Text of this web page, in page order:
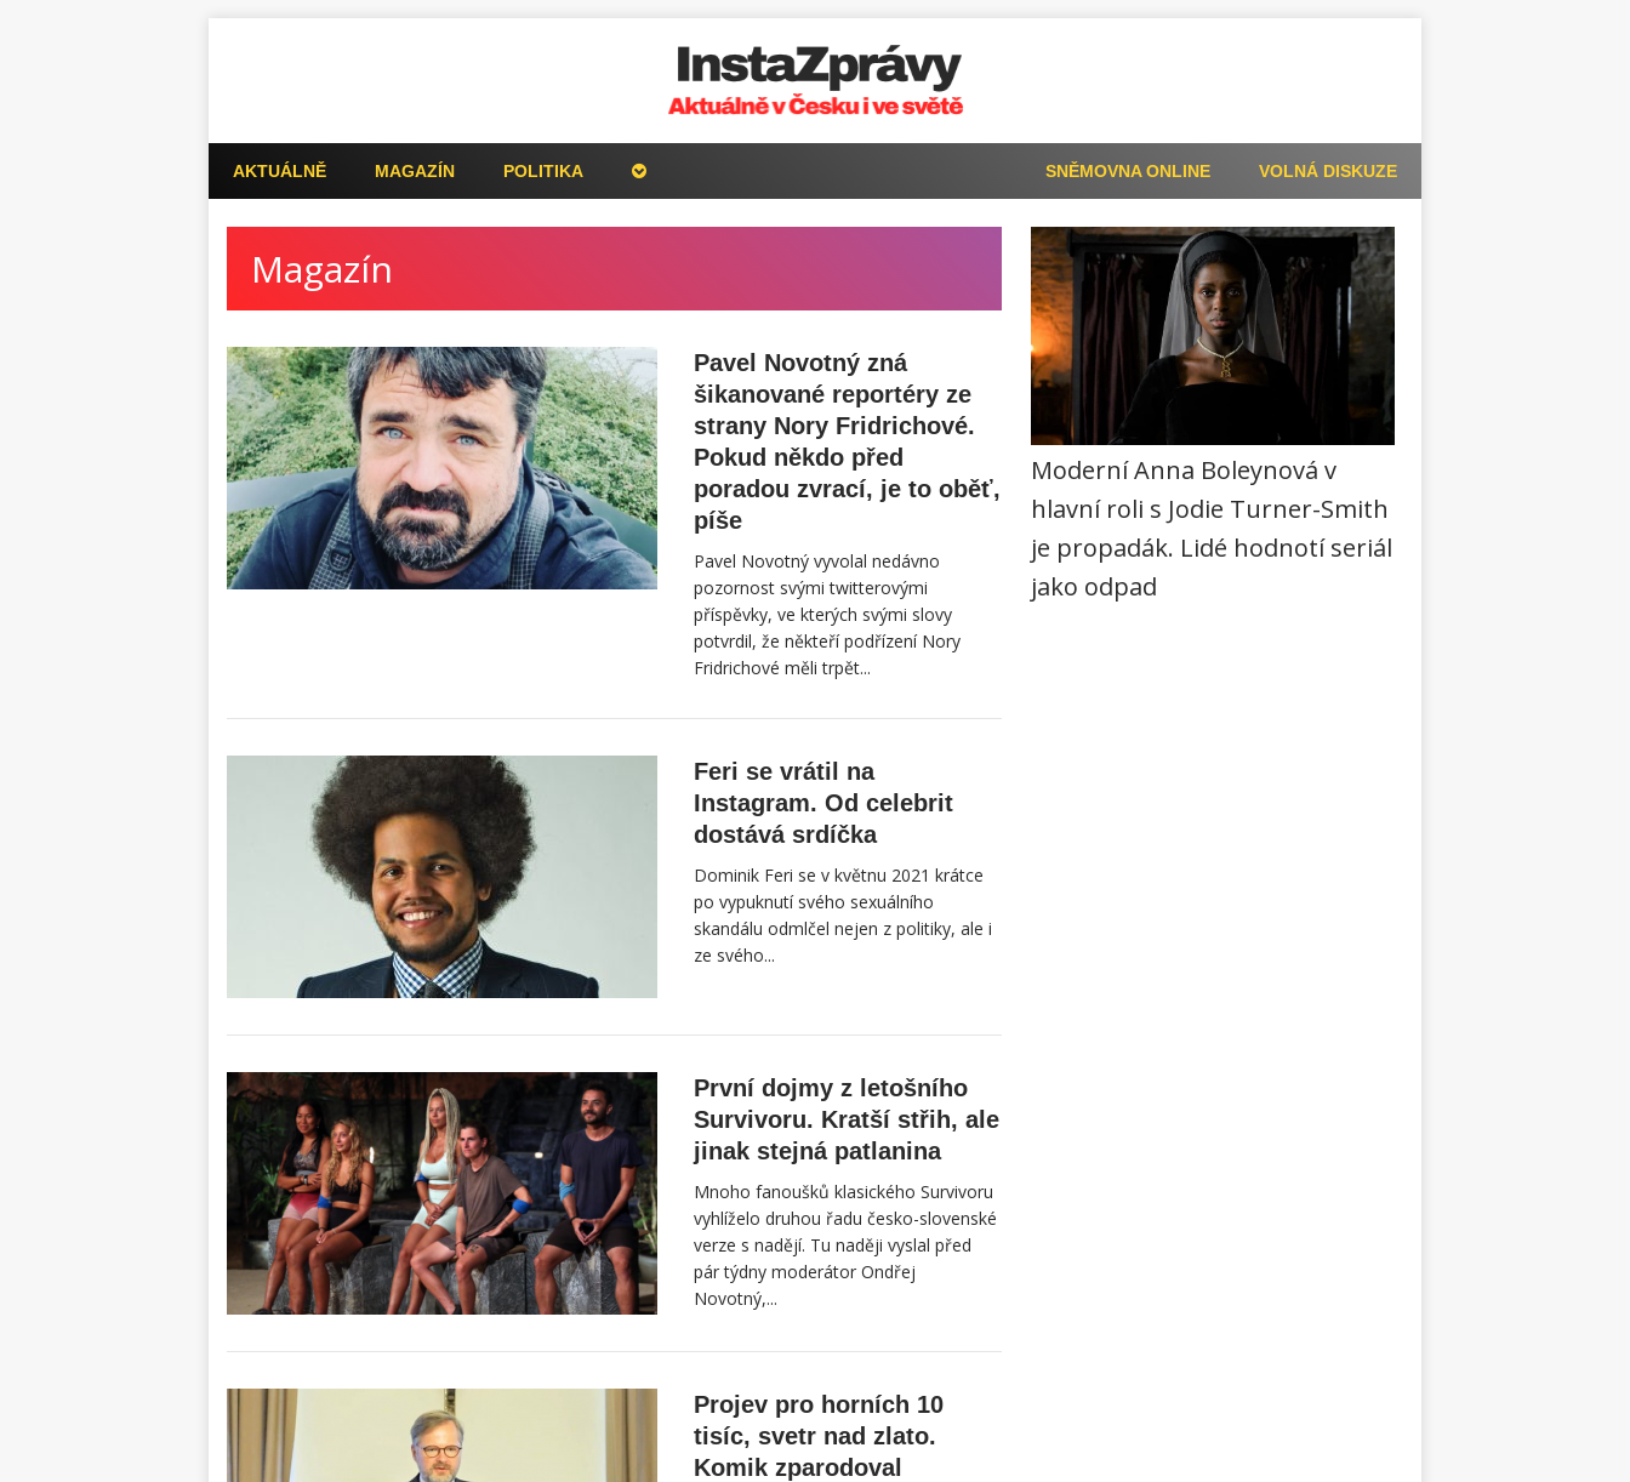
AKTUÁLNĚ MAGAZÍN POLITIKA VOLNÁ DISKUZE
SNĚMOVNA ONLINE
Magazín
Pavel Novotný zná
šikanované reportéry ze
strany Nory Fridrichové.
Pokud někdo před
poradou zvrací, je to oběť,
píše
Pavel Novotný vyvolal nedávno
pozornost svými twitterovými
příspěvky, ve kterých svými slovy
potvrdil, že někteří podřízení Nory
Fridrichové měli trpět...
Feri se vrátil na
Instagram. Od celebrit
dostává srdíčka
Dominik Feri se v květnu 2021 krátce
po vypuknutí svého sexuálního
skandálu odmlčel nejen z politiky, ale i
ze svého...
První dojmy z letošního
Survivoru. Kratší střih, ale
jinak stejná patlanina
Mnoho fanoušků klasického Survivoru
vyhlíželo druhou řadu česko-slovenské
verze s nadějí. Tu naději vyslal před
pár týdny moderátor Ondřej
Novotný,...
Projev pro horních 10
tisíc, svetr nad zlato.
Komik zparodoval
Moderní Anna Boleynová v
hlavní roli s Jodie Turner-Smith
je propadák. Lidé hodnotí seriál
jako odpad